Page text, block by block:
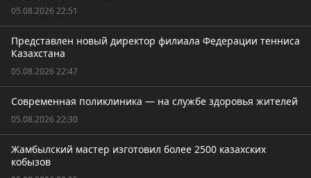
05.08.2026 22:51
Представлен новый директор филиала Федерации тенниса
Казахстана
05.08.2026 22:47
Современная поликлиника — на службе здоровья жителей
05.08.2026 22:30
Жамбылский мастер изготовил более 2500 казахских
кобызов